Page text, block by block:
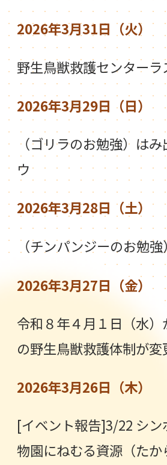
2026年3月31日（火）
野生鳥獣救護センター
2026年3月29日（日）
（ゴリラのお勉強）は
ウ
2026年3月28日（土）
（チンパンジーのお勉
2026年3月27日（金）
令和８年４月１日（水）
の野生鳥獣救護体制が
2026年3月26日（木）
[イベント報告]3/22 シン
物園にねむる資源（た